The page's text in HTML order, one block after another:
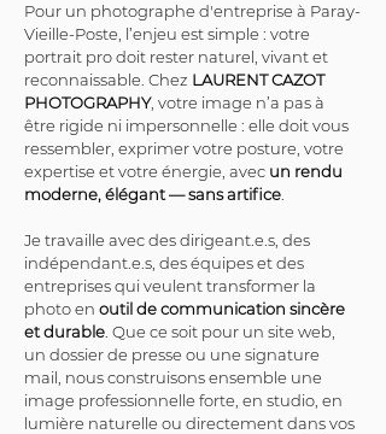
Pour un photographe d'entreprise à Paray-
Vieille-Poste, l’enjeu est simple : votre
portrait pro doit rester naturel, vivant et
reconnaissable. Chez LAURENT CAZOT
PHOTOGRAPHY, votre image n’a pas à
être rigide ni impersonnelle : elle doit vous
ressembler, exprimer votre posture, votre
expertise et votre énergie, avec un rendu
moderne, élégant — sans artifice
Je travaille avec des dirigeant.e.s, des
indépendant.e.s, des équipes et des
entreprises qui veulent transformer la
photo en outil de communication sincère
et durable . Que ce soit pour un site web,
un dossier de presse ou une signature
mail, nous construisons ensemble une
image professionnelle forte, en studio, en
lumière naturelle ou directement dans vos